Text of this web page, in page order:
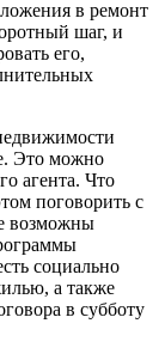
в ремонт
шаг, и
его,
Это можно
агента. Что
поговорить с
возможны
социально
а также
в субботу